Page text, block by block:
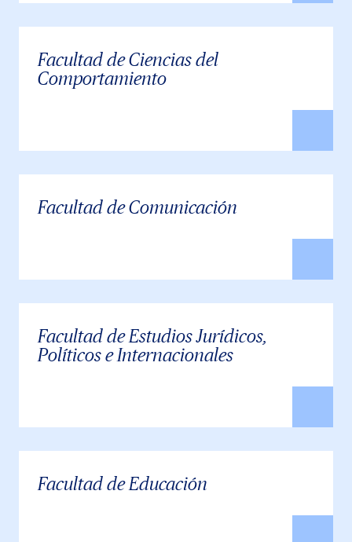
Facultad de Ciencias del
Comportamiento
Facultad de Comunicación
Facultad de Estudios Jurídicos,
Políticos e Internacionales
Facultad de Educación